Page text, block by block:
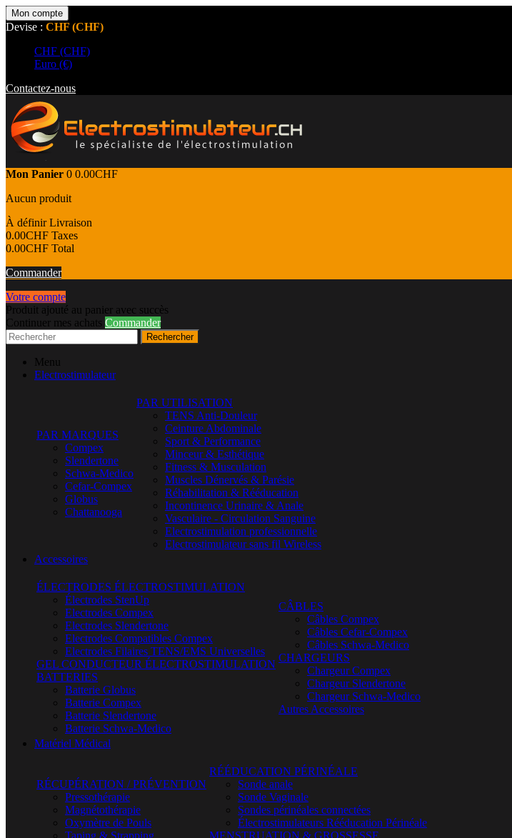
Mon compte
Devise : CHF (CHF)
CHF (CHF)
Euro (€)
Contactez-nous
Mon Panier 0 0.00CHF
Aucun produit
À définirLivraison
0.00CHF Taxes
0.00CHF Total
Commander
Votre compte
Produit ajouté au panier avec succès
Continuer mes achats Commander
Rechercher
Menu
Electrostimulateur
PAR MARQUES
Compex
Slendertone
Schwa-Medico
Cefar-Compex
Globus
Chattanooga
PAR UTILISATION
TENS Anti-Douleur
Ceinture Abdominale
Sport & Performance
Minceur & Esthétique
Fitness & Musculation
Muscles Dénervés & Parésie
Réhabilitation & Rééducation
Incontinence Urinaire & Anale
Vasculaire - Circulation Sanguine
Electrostimulation professionnelle
Electrostimulateur sans fil Wireless
Accessoires
ÉLECTRODES ÉLECTROSTIMULATION
Électrodes StenUp
Electrodes Compex
Electrodes Slendertone
Electrodes Compatibles Compex
Electrodes Filaires TENS/EMS Universelles
GEL CONDUCTEUR ÉLECTROSTIMULATION
BATTERIES
Batterie Globus
Batterie Compex
Batterie Slendertone
Batterie Schwa-Medico
CÂBLES
Câbles Compex
Câbles Cefar-Compex
Câbles Schwa-Medico
CHARGEURS
Chargeur Compex
Chargeur Slendertone
Chargeur Schwa-Medico
Autres Accessoires
Matériel Médical
RÉCUPÉRATION / PRÉVENTION
Pressothérapie
Magnétothérapie
Oxymètre de Pouls
Taping & Strapping
RÉÉDUCATION PÉRINÉALE
Sonde anale
Sonde Vaginale
Sondes périnéales connectées
Électrostimulateurs Rééducation Périnéale
MENSTRUATION & GROSSESSE